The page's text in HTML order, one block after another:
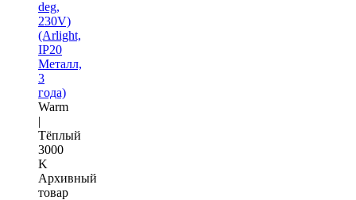
deg,
230V)
(Arlight,
IP20
Металл,
3
года)
Warm
|
Тёплый
3000
K
Архивный
товар